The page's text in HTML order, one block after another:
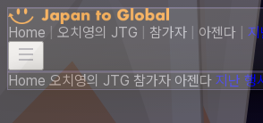
Home 오치영의 JTG 참가자 아젠다
Home 오치영의 JTG 참가자 아젠다 지난 행